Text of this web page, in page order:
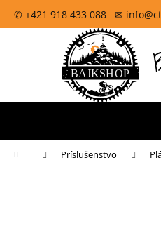
obsah
✆ +421 918 433 088 ✉
Oficiálna
Domov Príslušenstvo
o
obchodu